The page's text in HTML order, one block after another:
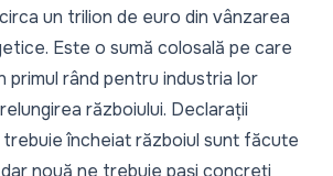
un trilion de euro din vânzarea
Este o sumă colosală pe care
primul rând pentru industria lor
războiului. Declarații
încheiat războiul sunt făcute
nouă ne trebuie pași concreți